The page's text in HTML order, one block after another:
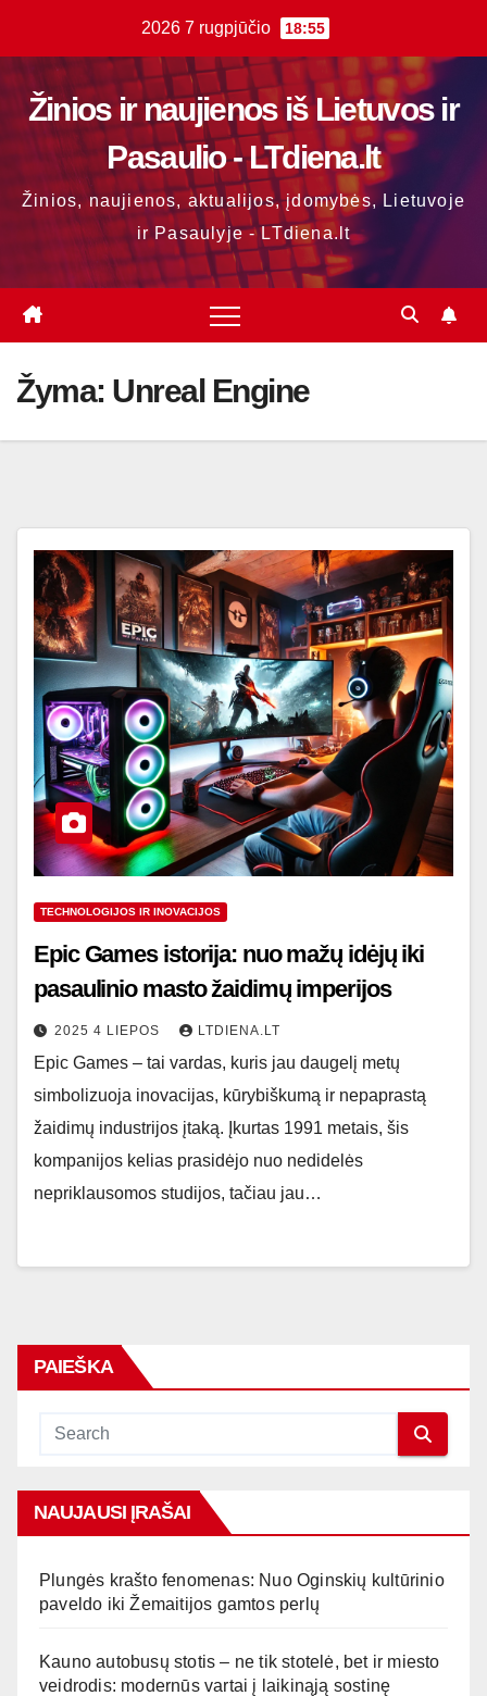
content
2026 7 rugpjūčio 18:55
Žinios ir naujienos iš Lietuvos ir
Pasaulio - LTdiena.lt
Žinios, naujienos, aktualijos, įdomybės, Lietuvoje
ir Pasaulyje - LTdiena.lt
Žyma: Unreal Engine
TECHNOLOGIJOS IR INOVACIJOS
Epic Games istorija: nuo mažų idėjų iki
pasaulinio masto žaidimų imperijos
2025 4 LIEPOS LTDIENA.LT
Epic Games – tai vardas, kuris jau daugelį metų
simbolizuoja inovacijas, kūrybiškumą ir nepaprastą
žaidimų industrijos įtaką. Įkurtas 1991 metais, šis
kompanijos kelias prasidėjo nuo nedidelės
nepriklausomos studijos, tačiau jau…
PAIEŠKA
NAUJAUSI ĮRAŠAI
Plungės krašto fenomenas: Nuo Oginskių kultūrinio
paveldo iki Žemaitijos gamtos perlų
Kauno autobusų stotis – ne tik stotelė, bet ir miesto
veidrodis: modernūs vartai į laikinąją sostinę